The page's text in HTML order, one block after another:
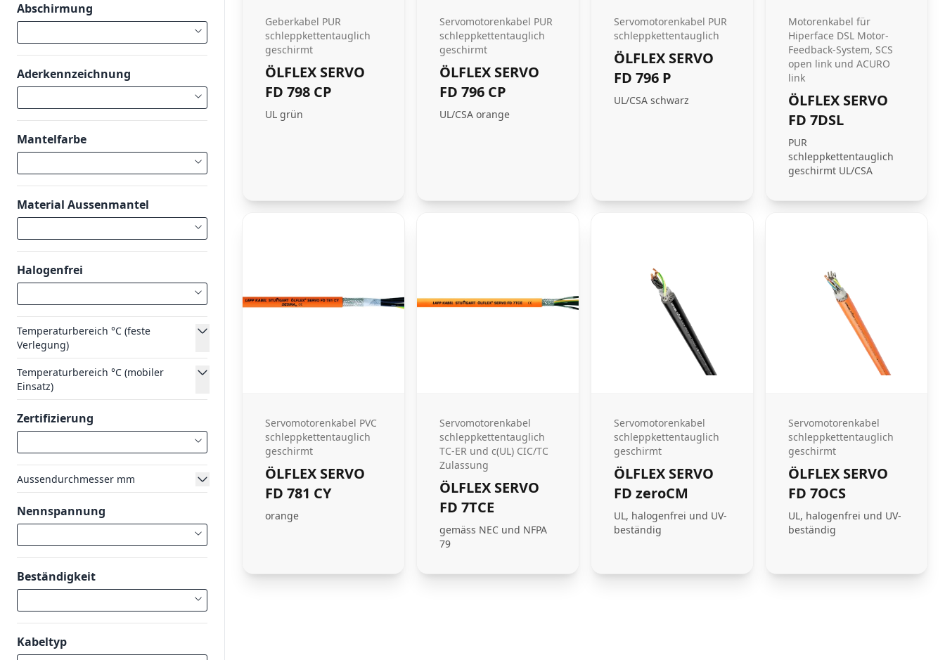
Geberkabel PUR
schleppkettentauglich
geschirmt
ÖLFLEX SERVO
FD 798 CP
UL grün
Servomotorenkabel PUR
schleppkettentauglich
geschirmt
ÖLFLEX SERVO
FD 796 CP
UL/CSA orange
Servomotorenkabel PUR
schleppkettentauglich
ÖLFLEX SERVO
FD 796 P
UL/CSA schwarz
Motorenkabel für
Hiperface DSL Motor-
Feedback-System, SCS
open link und ACURO
link
ÖLFLEX SERVO
FD 7DSL
PUR
schleppkettentauglich
geschirmt UL/CSA
Servomotorenkabel PVC
schleppkettentauglich
geschirmt
ÖLFLEX SERVO
FD 781 CY
orange
Servomotorenkabel
schleppkettentauglich
TC-ER und c(UL) CIC/TC
Zulassung
ÖLFLEX SERVO
FD 7TCE
gemäss NEC und NFPA
79
Servomotorenkabel
schleppkettentauglich
geschirmt
ÖLFLEX SERVO
FD zeroCM
UL, halogenfrei und UV-
beständig
Servomotorenkabel
schleppkettentauglich
geschirmt
ÖLFLEX SERVO
FD 7OCS
UL, halogenfrei und UV-
beständig
Abschirmung
Aderkennzeichnung
Mantelfarbe
Material Aussenmantel
Halogenfrei
Temperaturbereich °C (feste
Verlegung)
Temperaturbereich °C (mobiler
Einsatz)
Zertifizierung
Aussendurchmesser mm
Nennspannung
Beständigkeit
Kabeltyp